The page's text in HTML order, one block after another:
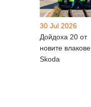
30 Jul 2026
Дойдоха 20 от
новите влакове
Skoda